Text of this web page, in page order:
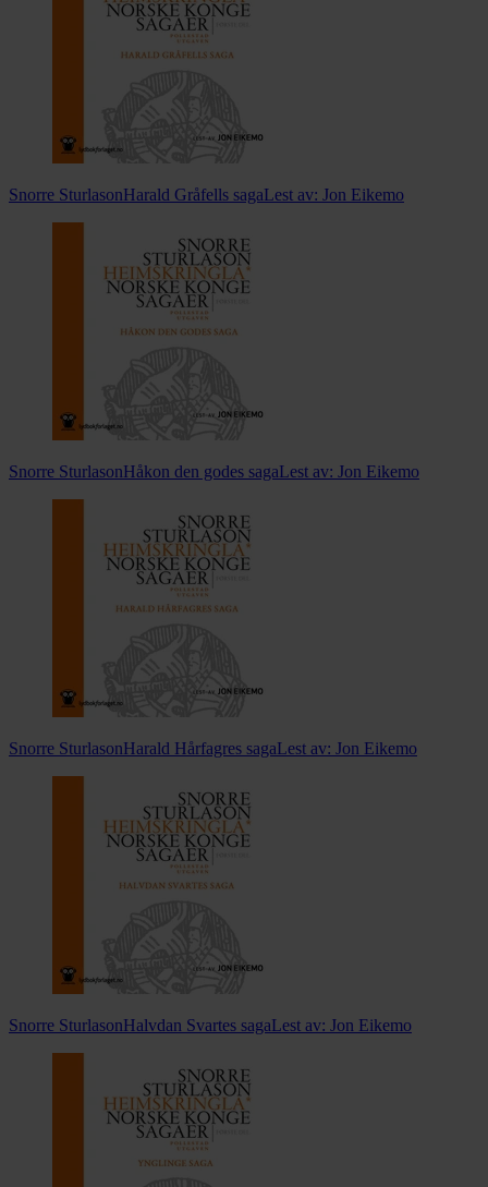
Snorre SturlasonHarald Gråfells sagaLest av: Jon Eikemo
Snorre SturlasonHåkon den godes sagaLest av: Jon Eikemo
Snorre SturlasonHarald Hårfagres sagaLest av: Jon Eikemo
Snorre SturlasonHalvdan Svartes sagaLest av: Jon Eikemo